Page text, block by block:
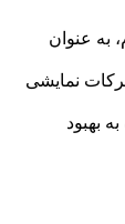
به عنوان
نمایشی
بهبود